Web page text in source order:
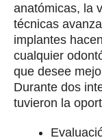
anatómicas, la
técnicas
implantes
cualquier
que desee
Durante dos
tuvieron la